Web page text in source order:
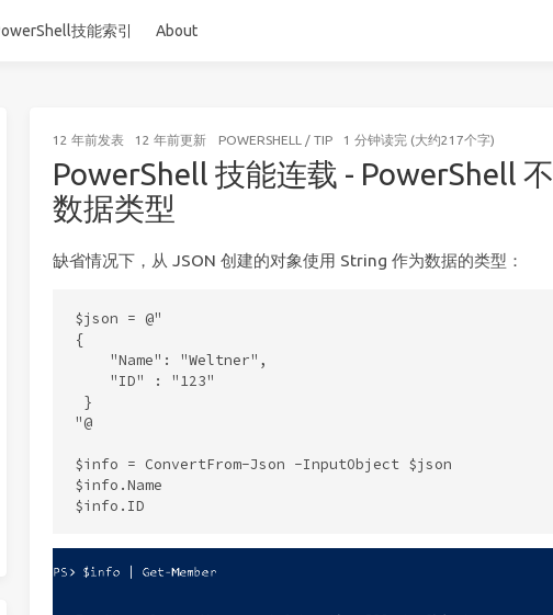
技能索引 About
12 年前发表 12 年前更新 POWERSHELL / TIP 1 分钟读完 (大约217个字)
PowerShell 技能连载 - PowerShell
数据类型
缺省情况下，从 JSON 创建的对象使用 String 作为数据的类型：
$json = @"
{
    "Name": "Weltner",
    "ID" : "123"
}
"@
$info = ConvertFrom-Json -InputObject $json
$info.Name